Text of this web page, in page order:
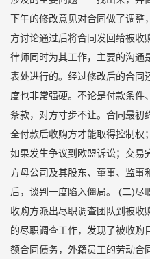
下午的修改意见对合同做了调整
方讨论通过后将合同发回给被收
律师同时为其工作，主要的沟通
表处进行的。经过修改后的合同
度也非常强硬。不论是付款条件
条款，对方寸步不让。合同最初
全付款后收购方才能取得控制权
如果发生争议到欧盟诉讼；交易
方母公司及其股东、董事、监事
后，谈判一度陷入僵局。 (二)
收购方派出尽职调查团队到被收
的尽职调查工作，发现了被收购
额合同债务，外籍员工的劳动合